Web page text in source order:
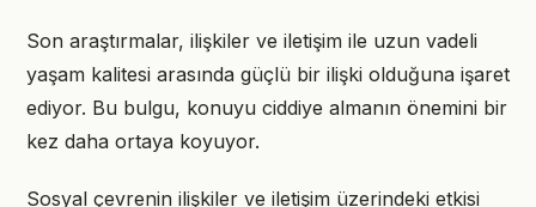
Son araştırmalar, ilişkiler ve iletişim ile uzun vadeli
yaşam kalitesi arasında güçlü bir ilişki olduğuna işaret
ediyor. Bu bulgu, konuyu ciddiye almanın önemini bir
kez daha ortaya koyuyor.
Sosyal çevrenin ilişkiler ve iletişim üzerindeki etkisi